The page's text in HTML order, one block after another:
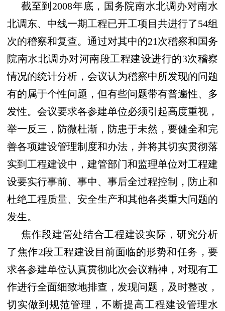
截至到 2008年底， 国务院南水北调办对南水
北调东、中线一期工程已开工项目共进行了54组
次的稽察和复查。通过对其中的21次稽察和国务
院南水北调办对河南段工程建设进行的3次稽察
情况的统计分析，会议认为稽察中所发现的问题
有的属于个性问题，但有些问题带有普遍性、多
发性。 会议要求各参建单位必须引起高度重视，
举一反三，防微杜渐，防患于未然， 要健全和完
善各项建设管理制度和办法，并将其切实贯彻落
实到工程建设中，建管部门和监理单位对工程建
设要实行事前、事中、事后全过程控制，防止和
杜绝工程质量、安全生产和其他各类重大问题的
发生。
焦作段建管处结合工程建设实际，研究分析
了焦作2段工程建设目前面临的形势和任务，要
求各参建单位认真贯彻此次会议精神，对现有工
作进行全面细致地排查，发现问题，及时整改 ，
切实做到规范管理，不断提高工程建设管理水